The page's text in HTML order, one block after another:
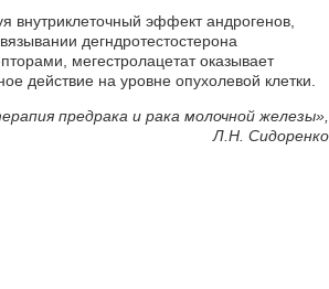
внутриклеточный эффект андрогенов,
дегндротестостерона
мегестролацетат оказывает
действие на уровне опухолевой клетки.
предрака и рака молочной железы»,
Л.Н. Сидоренко